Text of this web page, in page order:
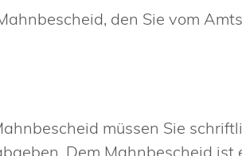
den Sie vom
müssen Sie
Dem Mahnbescheid ist